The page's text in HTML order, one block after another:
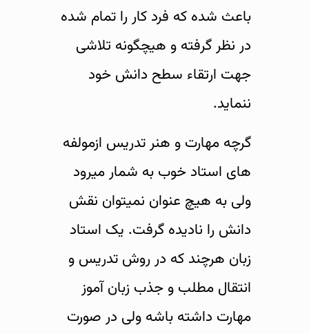
باعث شده که فرد کار را تمام شده
در نظر گرفته و هیچگونه تلاشی
جهت ارتقاء سطح دانش خود
ننماید.
گرچه مهارت و هنر تدریس ازمولفه
های استاد خوب به شمار میرود
ولی به هیچ عنوان نمیتوان نقش
دانش را نادیده گرفت. یک استاد
زبان هرچند که در روش تدریس و
انتقال مطلب و جذب زبان آموز
مهارت داشته باشه ولی در صورت